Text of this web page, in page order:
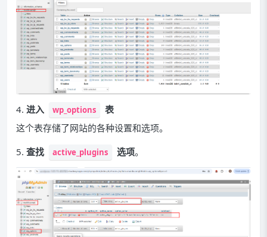
4. 进入 wp_options
表
这个表存储了网站的各种设置和选项。
5. 查找 active_plugins 选项。